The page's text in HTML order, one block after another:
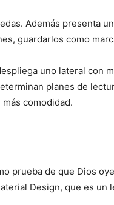
Además presenta
guardarlos como
uno lateral con
planes de
comodidad.
prueba de que Dios
Design, que es un